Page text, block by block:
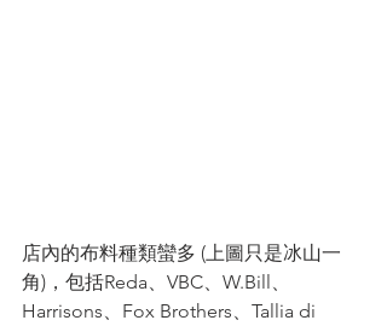
店內的布料種類蠻多 (上圖只是冰山一
角)，包括Reda、VBC、W.Bill、
Harrisons、Fox Brothers、Tallia di